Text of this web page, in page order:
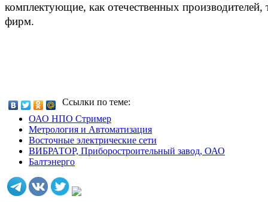
комплектующие, как отечественных производителей,
фирм.
Ссылки по теме:
ОАО НПО Стример
Метрология и Автоматизация
Восточные электрические сети
ВИБРАТОР, Приборостроительный завод, ОАО
Балтэнерго